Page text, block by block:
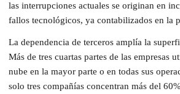
las interrupciones actuales se originan en
fallos tecnológicos, ya contabilizados en la
La dependencia de terceros amplía la
Más de tres cuartas partes de las empresas
nube en la mayor parte o en todas sus
solo tres compañías concentran más del